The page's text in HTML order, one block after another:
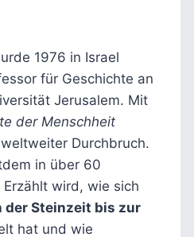
1976 in Israel
für Geschichte an
Jerusalem. Mit
der Menschheit
Durchbruch.
in über 60
wird, wie sich
der Steinzeit bis zur
hat und wie